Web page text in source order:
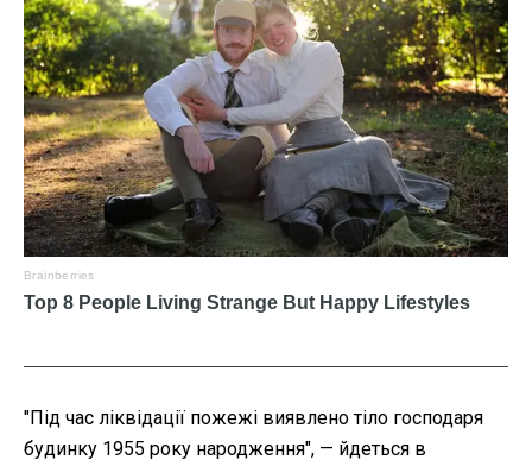
"Під час ліквідації пожежі виявлено тіло господаря
будинку 1955 року народження", — йдеться в